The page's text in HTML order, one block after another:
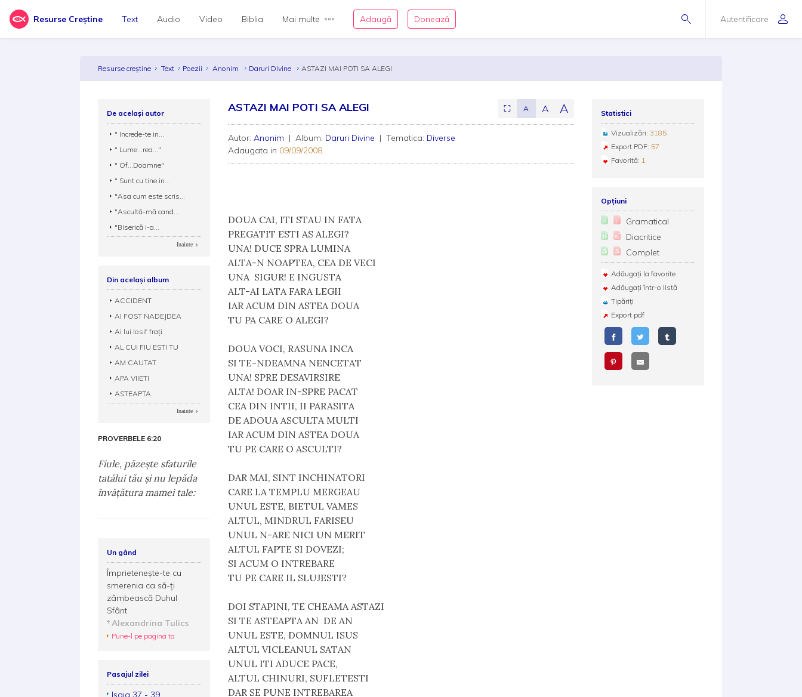
Resurse Creștine Autentificare
Text Audio Video Biblia Mai multe Adaugă Donează
Resurse creștine Text Poezii Anonim Daruri Divine ASTAZI MAI POTI SA ALEGI
ASTAZI MAI POTI SA ALEGI ⛶ A A A
Autor:Anonim | Album: Daruri Divine | Tematica: Diverse
Adaugata in 09/09/2008
DOUA CAI, ITI STAU IN FATA
PREGATIT ESTI AS ALEGI?
UNA! DUCE SPRA LUMINA
ALTA-N NOAPTEA, CEA DE VECI
UNA  SIGUR! E INGUSTA
ALT-AI LATA FARA LEGII
IAR ACUM DIN ASTEA DOUA
TU PA CARE O ALEGI?
DOUA VOCI, RASUNA INCA
SI TE-NDEAMNA NENCETAT
UNA! SPRE DESAVIRSIRE
ALTA! DOAR IN-SPRE PACAT
CEA DIN INTII, II PARASITA
DE ADOUA ASCULTA MULTI
IAR ACUM DIN ASTEA DOUA
TU PE CARE O ASCULTI?
DAR MAI, SINT INCHINATORI
CARE LA TEMPLU MERGEAU
UNUL ESTE, BIETUL VAMES
ALTUL, MINDRUL FARISEU
UNUL N-ARE NICI UN MERIT
ALTUL FAPTE SI DOVEZI;
SI ACUM O INTREBARE
TU PE CARE IL SLUJESTI?
DOI STAPINI, TE CHEAMA ASTAZI
SI TE ASTEAPTA AN  DE AN
UNUL ESTE, DOMNUL ISUS
ALTUL VICLEANUL SATAN
UNUL ITI ADUCE PACE,
ALTUL CHINURI, SUFLETESTI
DAR SE PUNE INTREBAREA
Statistici
Vizualizări: 3185
Export PDF: 57
Favorită: 1
Opțiuni
Gramatical
Diacritice
Complet
Adăugați la favorite
Adăugați într-o listă
Tipăriți
Export pdf
De același autor
" Increde-te in...
" Lume...rea..."
" Of...Doamne"
" Sunt cu tine in...
"Asa cum este scris...
"Ascultă-mă cand...
"Biserică i-a...
Inainte
Din același album
ACCIDENT
AI FOST NADEJDEA
Ai lui Iosif frați
AL CUI FIU ESTI TU
AM CAUTAT
APA VIIETI
ASTEAPTA
Inainte
PROVERBELE 6:20
Fiule, păzeşte sfaturile
tatălui tău şi nu lepăda
învăţătura mamei tale:
Un gând
Împrietenește-te cu
smerenia ca să-ți
zâmbească Duhul
Sfânt.
Alexandrina Tulics
Pune-l pe pagina ta
Pasajul zilei
Isaia 37 - 39